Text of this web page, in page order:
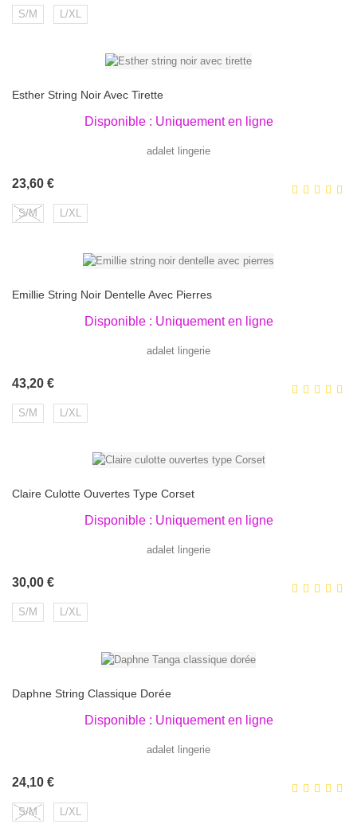
S/M L/XL
Esther String Noir Avec Tirette
Disponible : Uniquement en ligne
adalet lingerie
23,60 €Prix
S/M L/XL
Emillie String Noir Dentelle Avec Pierres
Disponible : Uniquement en ligne
adalet lingerie
43,20 €Prix
S/M L/XL
Claire Culotte Ouvertes Type Corset
Disponible : Uniquement en ligne
adalet lingerie
30,00 €Prix
S/M L/XL
Daphne String Classique Dorée
Disponible : Uniquement en ligne
adalet lingerie
24,10 €Prix
S/M L/XL